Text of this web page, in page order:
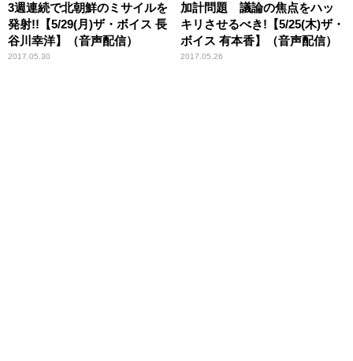
3週連続で北朝鮮のミサイルを
発射!!【5/29(月)ザ・ボイス 長
谷川幸洋】（音声配信）
2017.05.30
加計問題 議論の焦点をハッ
キリさせるべき!【5/25(木)ザ・
ボイス 有本香】（音声配信）
2017.05.26